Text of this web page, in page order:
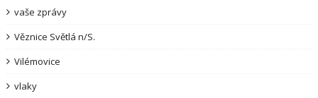
vaše zprávy
Věznice Světlá n/S.
Vilémovice
vlaky